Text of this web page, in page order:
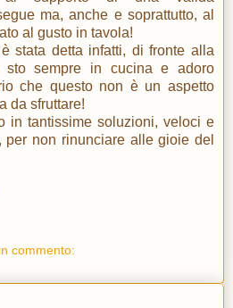
ma, anche e soprattutto, al
al gusto in tavola!
stata detta infatti, di fronte alla
sempre in cucina e adoro
che questo non è un aspetto
da sfruttare!
in tantissime soluzioni, veloci e
per non rinunciare alle gioie del
commento: